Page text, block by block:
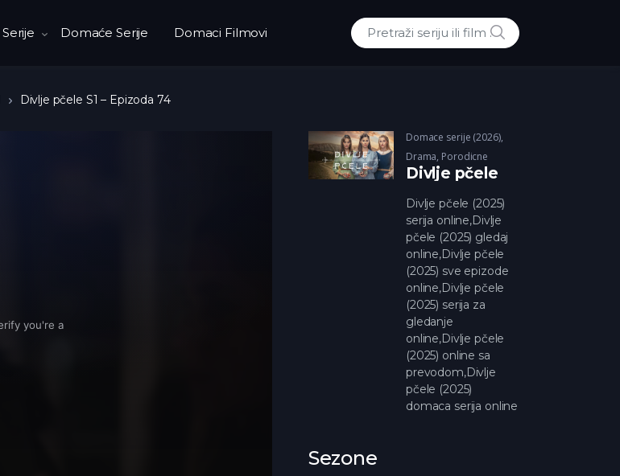
Serije Domaće Serije Domaci Filmovi
Traži:
POTRAZI
Divlje pčele S1 – Epizoda 74
Domace serije (2026),
Drama, Porodicne
Divlje pčele
Divlje pčele (2025)
serija online,Divlje
pčele (2025) gledaj
online,Divlje pčele
(2025) sve epizode
online,Divlje pčele
(2025) serija za
gledanje
online,Divlje pčele
(2025) online sa
prevodom,Divlje
pčele (2025)
domaca serija online
Sezone